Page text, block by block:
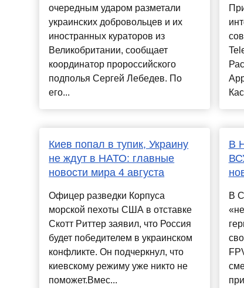
очередным ударом разметали
украинских добровольцев и их
иностранных кураторов из
Великобритании, сообщает
координатор пророссийского
подполья Сергей Лебедев. По
его...
Киев попал в тупик, Украину
не ждут в НАТО: главные
новости мира 4 августа
Офицер разведки Корпуса
морской пехоты США в отставке
Скотт Риттер заявил, что Россия
будет победителем в украинском
конфликте. Он подчеркнул, что
киевскому режиму уже никто не
поможет.Вмес...
В
В